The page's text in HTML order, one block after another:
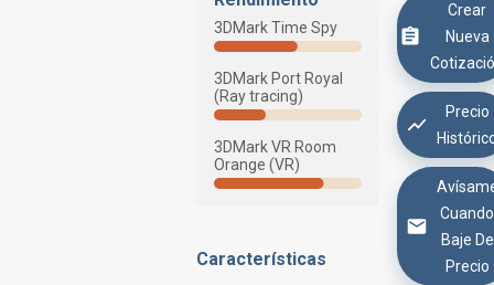
3DMark Time Spy
3DMark Port Royal
(Ray tracing)
3DMark VR Room
Orange (VR)
Características
Crear
Nueva
Precio
Cuando
Baje De
Precio